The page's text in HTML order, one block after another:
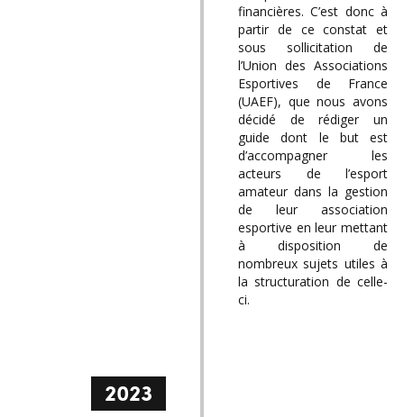
financières. C’est donc à
partir de ce constat et
sous sollicitation de
l’Union des Associations
Esportives de France
(UAEF), que nous avons
décidé de rédiger un
guide dont le but est
d’accompagner les
acteurs de l’esport
amateur dans la gestion
de leur association
esportive en leur mettant
à disposition de
nombreux sujets utiles à
la structuration de celle-
ci.
2023